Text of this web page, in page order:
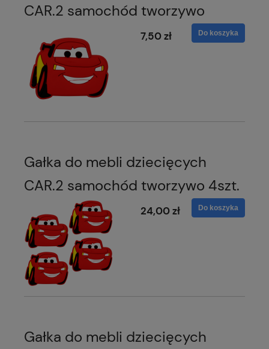
CAR.2 samochód tworzywo
7,50 zł Do koszyka
Gałka do mebli dziecięcych
CAR.2 samochód tworzywo 4szt.
24,00 zł Do koszyka
Gałka do mebli dziecięcych